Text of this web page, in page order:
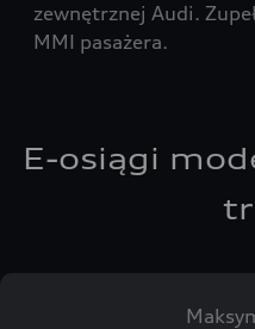
zewnętrznej Audi.
MMI pasażera.
E-osiągi